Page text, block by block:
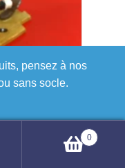
pensez à nos
sans socle.
– Figurine Pixi (réf.
0